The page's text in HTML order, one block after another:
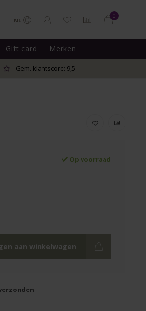
NL
0
Gift card Merken
Gem. klantscore: 9,5
Op voorraad
aan winkelwagen